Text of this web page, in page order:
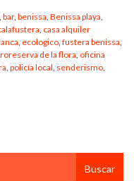
, bar, benissa, Benissa playa,
, casa alquiler
, ecologico, fustera benissa,
de la flora, oficina
, policía local, senderismo,
Buscar